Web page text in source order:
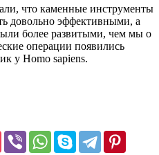
что каменные инструменты
довольно эффективными, а
более развитыми, чем мы о
операции появились
у Homo sapiens.